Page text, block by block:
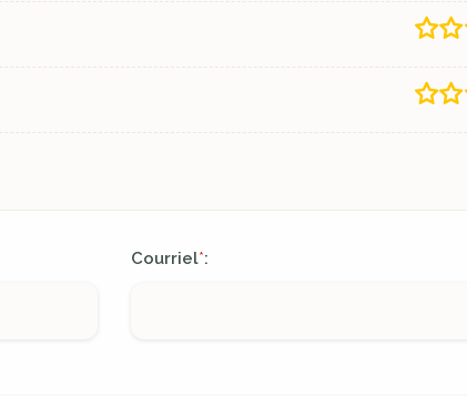
Courriel*: